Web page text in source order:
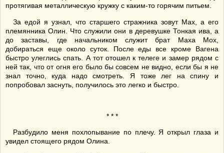
протягивая металлическую кружку с каким-то горячим питьем.
За едой я узнал, что старшего стражника зовут Мах, а его
племянника Олин. Что служили они в деревушке Тонкая ива, а
до заставы, где начальником служит брат Маха Мох,
добираться еще около суток. После еды все кроме Вагена
быстро улеглись спать. А тот отошел к телеге и замер рядом с
ней так, что от огня его было бы совсем не видно, если бы я не
знал точно, куда надо смотреть. Я тоже лег на спину и
попробовал заснуть, получилось это легко и быстро.
* * *
Разбудило меня похлопывание по плечу. Я открыл глаза и
увидел стоящего рядом Олина.